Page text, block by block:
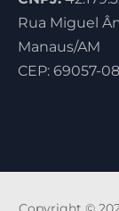
Rua Miguel
Manaus/AM
CEP: 69057-